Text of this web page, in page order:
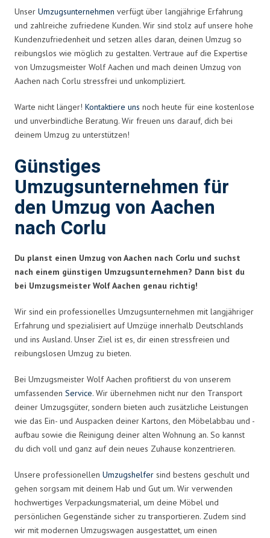
Unser Umzugsunternehmen verfügt über langjährige Erfahrung
und zahlreiche zufriedene Kunden. Wir sind stolz auf unsere hohe
Kundenzufriedenheit und setzen alles daran, deinen Umzug so
reibungslos wie möglich zu gestalten. Vertraue auf die Expertise
von Umzugsmeister Wolf Aachen und mach deinen Umzug von
Aachen nach Corlu stressfrei und unkompliziert.
Warte nicht länger! Kontaktiere uns noch heute für eine kostenlose
und unverbindliche Beratung. Wir freuen uns darauf, dich bei
deinem Umzug zu unterstützen!
Günstiges
Umzugsunternehmen für
den Umzug von Aachen
nach Corlu
Du planst einen Umzug von Aachen nach Corlu und suchst
nach einem günstigen Umzugsunternehmen? Dann bist du
bei Umzugsmeister Wolf Aachen genau richtig!
Wir sind ein professionelles Umzugsunternehmen mit langjähriger
Erfahrung und spezialisiert auf Umzüge innerhalb Deutschlands
und ins Ausland. Unser Ziel ist es, dir einen stressfreien und
reibungslosen Umzug zu bieten.
Bei Umzugsmeister Wolf Aachen profitierst du von unserem
umfassenden Service. Wir übernehmen nicht nur den Transport
deiner Umzugsgüter, sondern bieten auch zusätzliche Leistungen
wie das Ein- und Auspacken deiner Kartons, den Möbelabbau und -
aufbau sowie die Reinigung deiner alten Wohnung an. So kannst
du dich voll und ganz auf dein neues Zuhause konzentrieren.
Unsere professionellen Umzugshelfer sind bestens geschult und
gehen sorgsam mit deinem Hab und Gut um. Wir verwenden
hochwertiges Verpackungsmaterial, um deine Möbel und
persönlichen Gegenstände sicher zu transportieren. Zudem sind
wir mit modernen Umzugswagen ausgestattet, um einen